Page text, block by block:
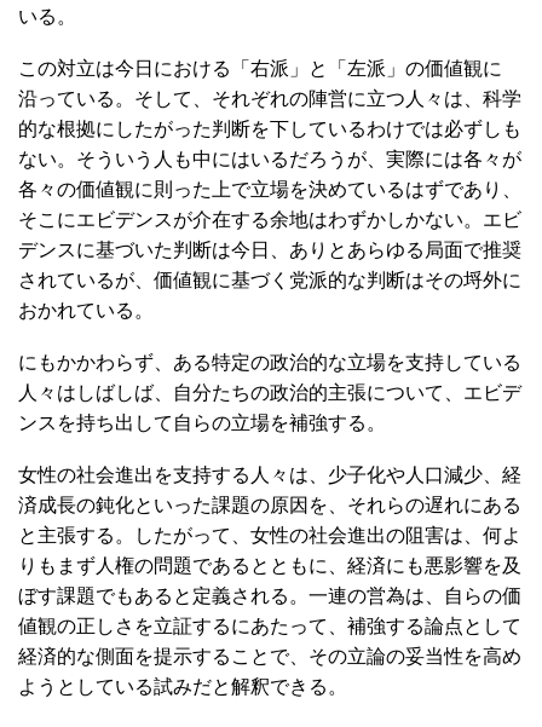
いる。
この対立は今日における「右派」と「左派」の価値観に
沿っている。そして、それぞれの陣営に立つ人々は、科学
的な根拠にしたがった判断を下しているわけでは必ずしも
ない。そういう人も中にはいるだろうが、実際には各々が
各々の価値観に則った上で立場を決めているはずであり、
そこにエビデンスが介在する余地はわずかしかない。エビ
デンスに基づいた判断は今日、ありとあらゆる局面で推奨
されているが、価値観に基づく党派的な判断はその埒外に
おかれている。
にもかかわらず、ある特定の政治的な立場を支持している
人々はしばしば、自分たちの政治的主張について、エビデ
ンスを持ち出して自らの立場を補強する。
女性の社会進出を支持する人々は、少子化や人口減少、経
済成長の鈍化といった課題の原因を、それらの遅れにある
と主張する。したがって、女性の社会進出の阻害は、何よ
りもまず人権の問題であるとともに、経済にも悪影響を及
ぼす課題でもあると定義される。一連の営為は、自らの価
値観の正しさを立証するにあたって、補強する論点として
経済的な側面を提示することで、その立論の妥当性を高め
ようとしている試みだと解釈できる。